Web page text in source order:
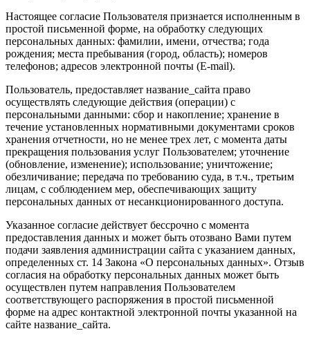
Настоящее согласие Пользователя признается исполненным в
простой письменной форме, на обработку следующих
персональных данных: фамилии, имени, отчества; года
рождения; места пребывания (город, область); номеров
телефонов; адресов электронной почты (E-mail).
Пользователь, предоставляет название_сайта право
осуществлять следующие действия (операции) с
персональными данными: сбор и накопление; хранение в
течение установленных нормативными документами сроков
хранения отчетности, но не менее трех лет, с момента даты
прекращения пользования услуг Пользователем; уточнение
(обновление, изменение); использование; уничтожение;
обезличивание; передача по требованию суда, в т.ч., третьим
лицам, с соблюдением мер, обеспечивающих защиту
персональных данных от несанкционированного доступа.
Указанное согласие действует бессрочно с момента
предоставления данных и может быть отозвано Вами путем
подачи заявления администрации сайта с указанием данных,
определенных ст. 14 Закона «О персональных данных». Отзыв
согласия на обработку персональных данных может быть
осуществлен путем направления Пользователем
соответствующего распоряжения в простой письменной
форме на адрес контактной электронной почты указанной на
сайте название_сайта.